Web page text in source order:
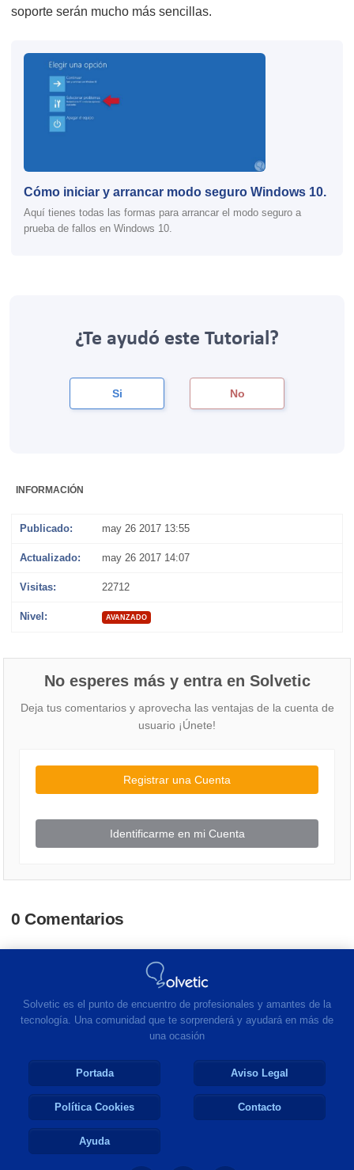
soporte serán mucho más sencillas.
Cómo iniciar y arrancar modo seguro Windows 10.
Aquí tienes todas las formas para arrancar el modo seguro a
prueba de fallos en Windows 10.
¿Te ayudó este Tutorial?
Si No
INFORMACIÓN
Publicado: may 26 2017 13:55
Actualizado: may 26 2017 14:07
Visitas: 22712
Nivel: AVANZADO
No esperes más y entra en Solvetic
Deja tus comentarios y aprovecha las ventajas de la cuenta de
usuario ¡Únete!
Registrar una Cuenta
Identificarme en mi Cuenta
0 Comentarios
Solvetic es el punto de encuentro de profesionales y amantes de la
tecnología. Una comunidad que te sorprenderá y ayudará en más de
una ocasión
Portada Aviso Legal
Política Cookies Contacto
Ayuda